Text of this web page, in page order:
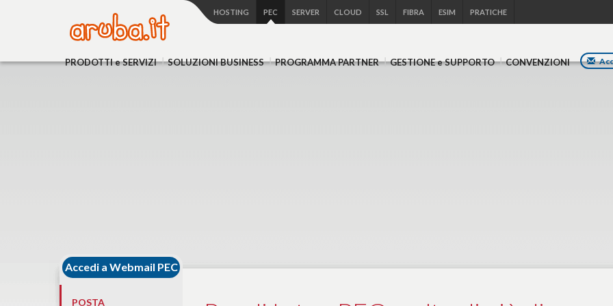
HOSTING PEC SERVER CLOUD SSL FIBRA ESIM PRATICHE
PRODOTTIe SERVIZI SOLUZIONIBUSINESS PROGRAMMAPARTNER GESTIONEe SUPPORTO CONVENZIONI
Accedi a Webmail PEC
POSTA